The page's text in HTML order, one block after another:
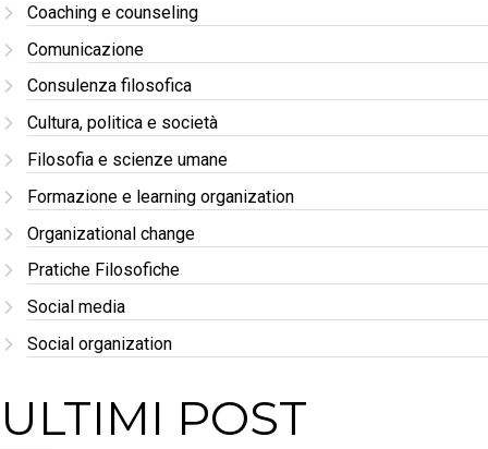
Coaching e counseling
Comunicazione
Consulenza filosofica
Cultura, politica e società
Filosofia e scienze umane
Formazione e learning organization
Organizational change
Pratiche Filosofiche
Social media
Social organization
ULTIMI POST